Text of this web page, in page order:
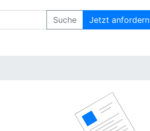
Suche Jetzt anfordern